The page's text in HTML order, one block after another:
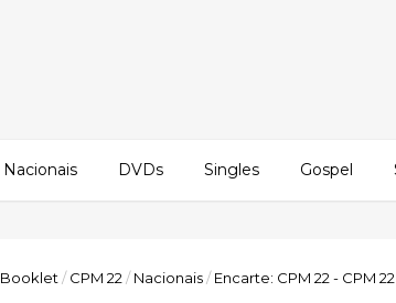
Nacionais DVDs Singles Gospel
Booklet / CPM 22 / Nacionais/ Encarte: CPM 22 - CPM 22